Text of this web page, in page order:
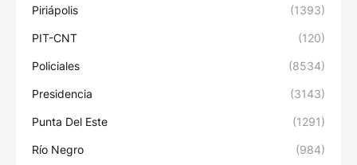
Piriápolis (1393)
PIT-CNT (120)
Policiales (8534)
Presidencia (3143)
Punta Del Este (1291)
Río Negro (984)